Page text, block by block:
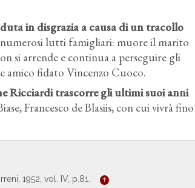
in disgrazia a causa di un tracollo
lutti famigliari: muore il marito
si arrende e continua a perseguire gli
amico fidato Vincenzo Cuoco.
Ricciardi trascorre gli ultimi suoi anni
Francesco de Blasiis, con cui vivrà fino
1952, vol. IV, p.81.